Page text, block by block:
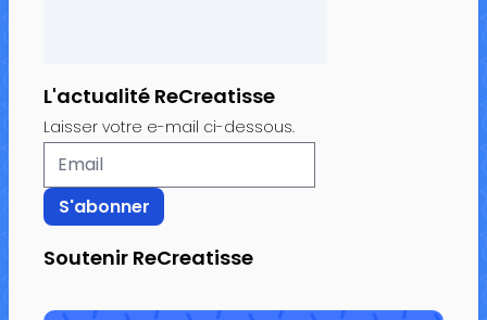
L'actualité ReCreatisse
Laisser votre e-mail ci-dessous.
Soutenir ReCreatisse